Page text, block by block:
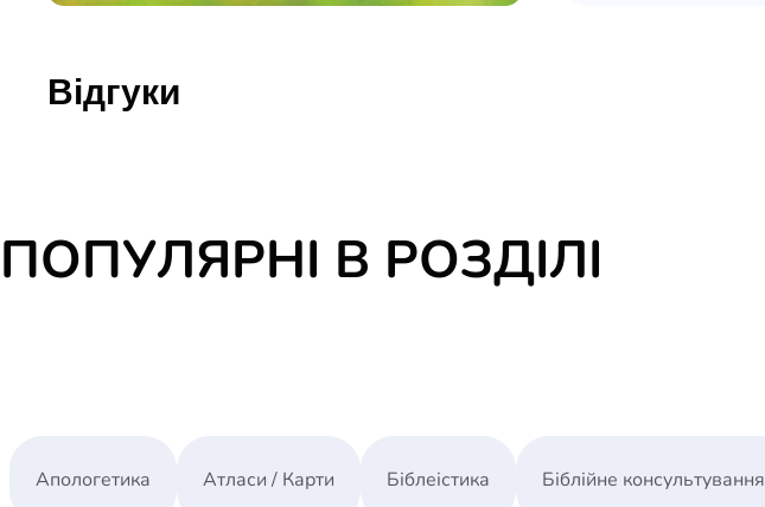
Відгуки
ПОПУЛЯРНІ В РОЗДІЛІ
Апологетика Атласи / Карти Біблеістика Біблійне консультування